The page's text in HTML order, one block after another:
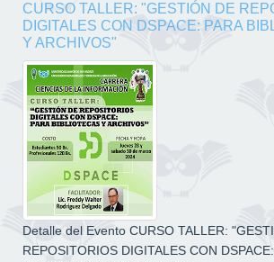
CURSO TALLER: "GESTIÓN DE
DIGITALES CON DSPACE: PARA
Y ARCHIVOS"
Detalle del Evento CURSO TALLER:
REPOSITORIOS DIGITALES CON